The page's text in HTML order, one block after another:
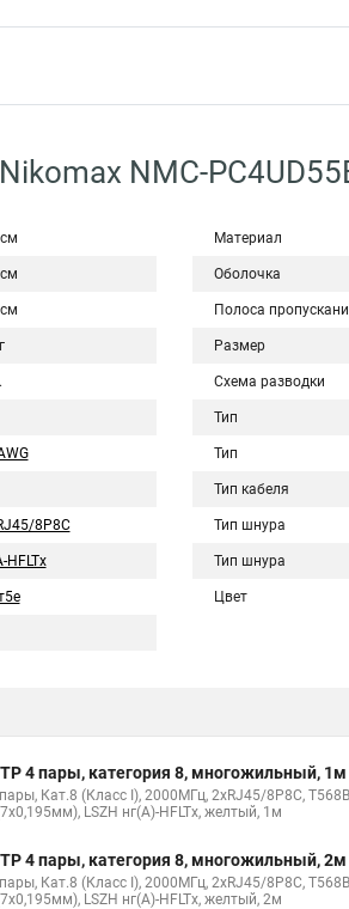
NMC-
8P8C
HFLTx
Материал
Оболочка
Полоса
Размер
Схема разводки
Тип
Тип
Тип кабеля
Тип шнура
Тип шнура
Цвет
4 пары, категория 8, многожильный, 1м
Кат.8 (Класс I), 2000МГц, 2хRJ45/8P8C,
LSZH нг(А)-HFLTx, желтый, 1м
4 пары, категория 8, многожильный, 2м
Кат.8 (Класс I), 2000МГц, 2хRJ45/8P8C,
LSZH нг(А)-HFLTx, желтый, 2м